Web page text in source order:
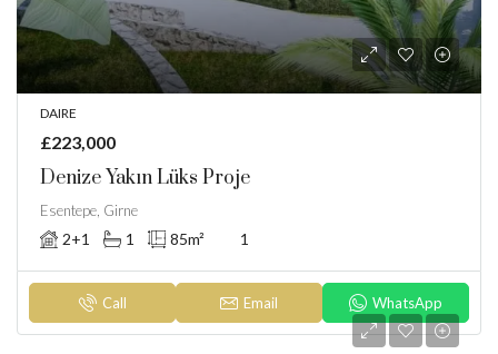
DAIRE
£223,000
Denize Yakın Lüks Proje
Esentepe, Girne
2+1 1 85m² 1
Call Email WhatsApp